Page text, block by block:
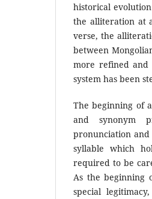
historical
the alliteration at
verse, the
between
more refined and
system has been
The beginning of
and synonym
pronunciation
syllable which
required to be
As the beginning
special